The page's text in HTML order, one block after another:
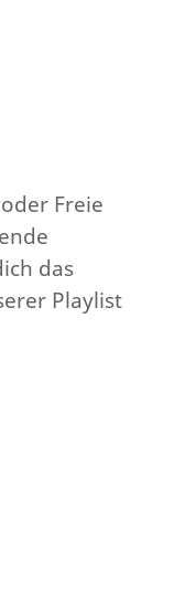
Freie
das
Playlist